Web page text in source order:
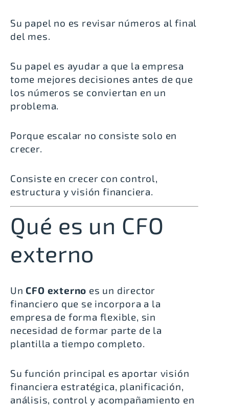
Su papel no es revisar números al final
del mes.
Su papel es ayudar a que la empresa
tome mejores decisiones antes de que
los números se conviertan en un
problema.
Porque escalar no consiste solo en
crecer.
Consiste en crecer con control,
estructura y visión financiera.
Qué es un CFO
externo
Un CFO externo es un director
financiero que se incorpora a la
empresa de forma flexible, sin
necesidad de formar parte de la
plantilla a tiempo completo.
Su función principal es aportar visión
financiera estratégica, planificación,
análisis, control y acompañamiento en